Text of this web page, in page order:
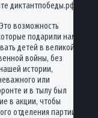
диктантпобеды.рф.
возможность
подарили нам
детей в великой,
войны, без
истории,
или
и в тылу был
в акции, чтобы
отделения партии